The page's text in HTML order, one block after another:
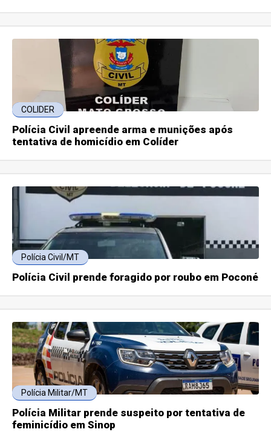
COLIDER
Polícia Civil apreende arma e munições após
tentativa de homicídio em Colíder
Polícia Civil/MT
Polícia Civil prende foragido por roubo em Poconé
Polícia Militar/MT
Polícia Militar prende suspeito por tentativa de
feminicídio em Sinop